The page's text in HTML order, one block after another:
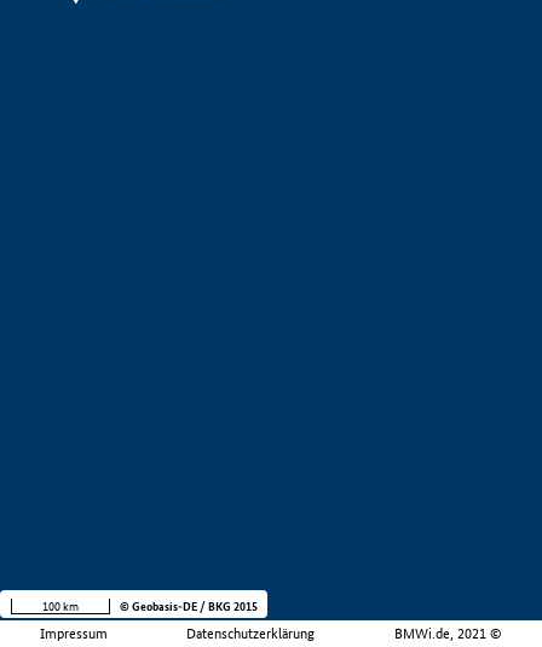
Impressum Datenschutzerklärung BMWi.de, 2021 ©
100 km © Geobasis-DE / BKG 2015